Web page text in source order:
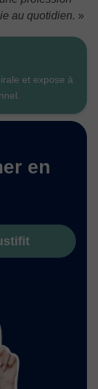
au quotidien. »
et expose à
en